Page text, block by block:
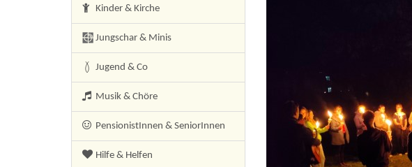
Kinder & Kirche
Jungschar & Minis
Jugend & Co
Musik & Chöre
PensionistInnen & SeniorInnen
Hilfe & Helfen